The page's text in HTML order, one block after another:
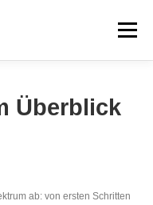
Меню
DE
Überblick
ab: von ersten Schritten